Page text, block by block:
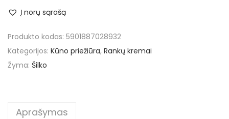
Į norų sąrašą
Produkto kodas: 5901887028932
Kategorijos: Kūno priežiūra, Rankų kremai
Žyma: Šilko
Aprašymas